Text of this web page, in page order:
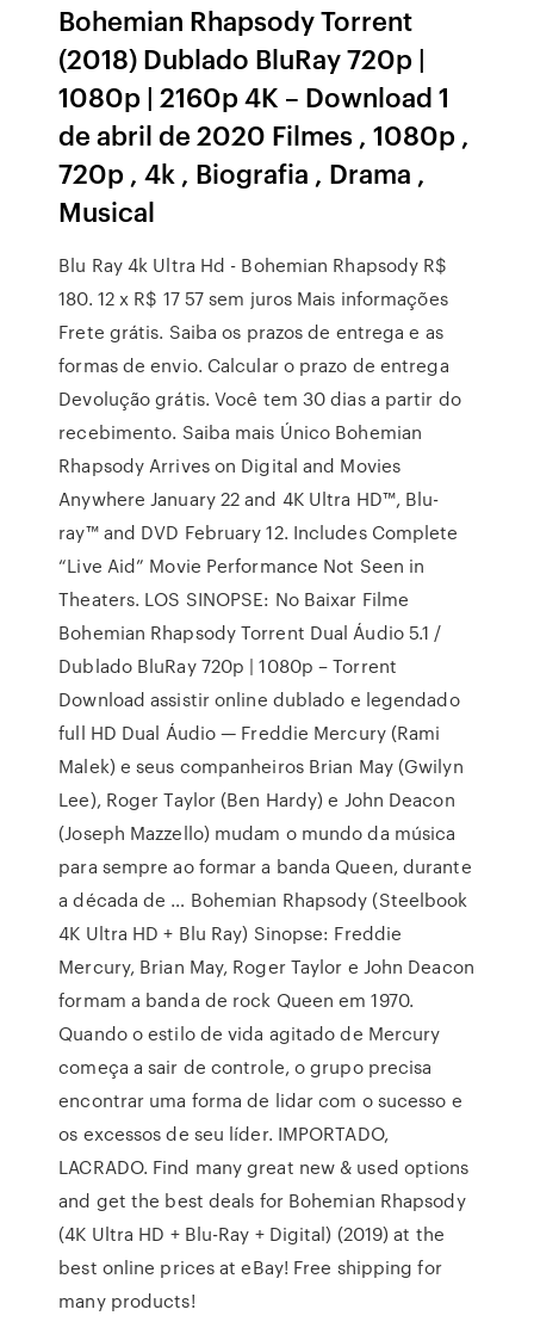
Bohemian Rhapsody Torrent
(2018) Dublado BluRay 720p |
1080p | 2160p 4K – Download 1
de abril de 2020 Filmes , 1080p ,
720p , 4k , Biografia , Drama ,
Musical
Blu Ray 4k Ultra Hd - Bohemian Rhapsody R$
180. 12 x R$ 17 57 sem juros Mais informações
Frete grátis. Saiba os prazos de entrega e as
formas de envio. Calcular o prazo de entrega
Devolução grátis. Você tem 30 dias a partir do
recebimento. Saiba mais Único Bohemian
Rhapsody Arrives on Digital and Movies
Anywhere January 22 and 4K Ultra HD™, Blu-
ray™ and DVD February 12. Includes Complete
“Live Aid” Movie Performance Not Seen in
Theaters. LOS SINOPSE: No Baixar Filme
Bohemian Rhapsody Torrent Dual Áudio 5.1 /
Dublado BluRay 720p | 1080p – Torrent
Download assistir online dublado e legendado
full HD Dual Áudio — Freddie Mercury (Rami
Malek) e seus companheiros Brian May (Gwilyn
Lee), Roger Taylor (Ben Hardy) e John Deacon
(Joseph Mazzello) mudam o mundo da música
para sempre ao formar a banda Queen, durante
a década de … Bohemian Rhapsody (Steelbook
4K Ultra HD + Blu Ray) Sinopse: Freddie
Mercury, Brian May, Roger Taylor e John Deacon
formam a banda de rock Queen em 1970.
Quando o estilo de vida agitado de Mercury
começa a sair de controle, o grupo precisa
encontrar uma forma de lidar com o sucesso e
os excessos de seu líder. IMPORTADO,
LACRADO. Find many great new & used options
and get the best deals for Bohemian Rhapsody
(4K Ultra HD + Blu-Ray + Digital) (2019) at the
best online prices at eBay! Free shipping for
many products!